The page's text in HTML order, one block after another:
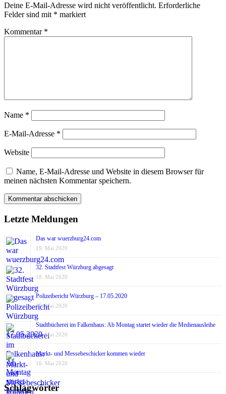
Deine E-Mail-Adresse wird nicht veröffentlicht. Erforderliche
Felder sind mit * markiert
Kommentar *
Name *
E-Mail-Adresse *
Website
Name, E-Mail-Adresse und Website in diesem Browser für
meinen nächsten Kommentar speichern.
Letzte Meldungen
Das war wuerzburg24.com
19. Mai 2020
32. Stadtfest Würzburg abgesagt
18. Mai 2020
Polizeibericht Würzburg – 17.05.2020
17. Mai 2020
Stadtbücherei im Falkenhaus: Ab Montag startet wieder die Medienausleihe
17. Mai 2020
Markt- und Messebeschicker kommen wieder
16. Mai 2020
Schlagwörter